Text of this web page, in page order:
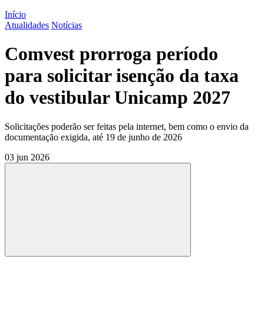
Início
Atualidades Notícias
Comvest prorroga período
para solicitar isenção da taxa
do vestibular Unicamp 2027
Solicitações poderão ser feitas pela internet, bem como o envio da
documentação exigida, até 19 de junho de 2026
03 jun 2026
Compartilhar